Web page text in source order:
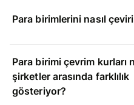
Para birimlerini nasıl
Para birimi çevrim kurları
şirketler arasında farklılık
gösteriyor?